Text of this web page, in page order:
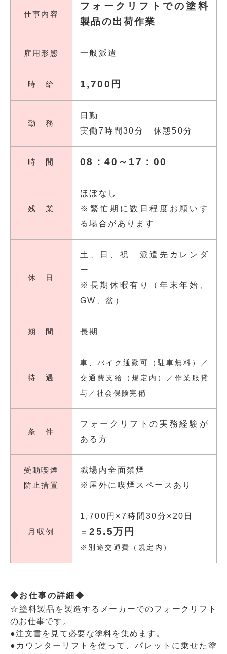
仕事内容
フォークリフトでの塗料
製品の出荷作業
雇用形態 一般派遣
時 給 1,700円
勤 務
日勤
実働7時間30分 休憩50分
時 間 08：40～17：00
残 業
ほぼなし
※繁忙期に数日程度お願いす
る場合があります
休 日
土、日、祝 派遣先カレンダ
ー
※長期休暇有り（年末年始、
GW、盆）
期 間 長期
待 遇
車、バイク通勤可（駐車無料）／
交通費支給（規定内）／作業服貸
与／社会保険完備
条 件
フォークリフトの実務経験が
ある方
受動喫煙
防止措置
職場内全面禁煙
※屋外に喫煙スペースあり
月収例
1,700円×7時間30分×20日
＝25.5万円
※別途交通費（規定内）
◆お仕事の詳細◆
☆塗料製品を製造するメーカーでのフォークリフト
のお仕事です。
●注文書を見て必要な塗料を集めます。
●カウンターリフトを使って、パレットに乗せた塗